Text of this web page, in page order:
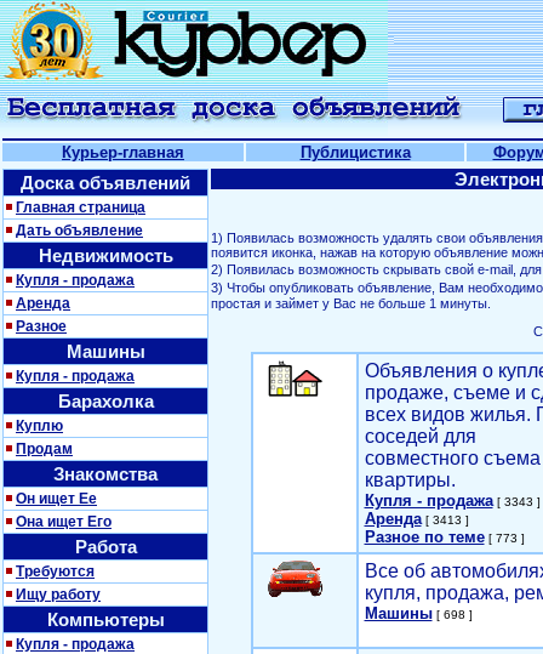
Курьер-главная Публицистика
Доска объявлений
Главная страница
Дать объявление
Недвижимость
Купля - продажа
Аренда
Разное
Машины
Купля - продажа
Барахолка
Куплю
Продам
Знакомства
Он ищет Ее
Она ищет Его
Работа
Требуются
Ищу работу
Компьютеры
Купля - продажа
1) Появилась возможность удалять свои
появится иконка, нажав на которую объявление
2) Появилась возможность скрывать свой е-mail,
3) Чтобы опубликовать объявление, Вам
простая и займет у Вас не больше 1 минуты.
Объявления о
продаже, съеме и
всех видов жилья.
соседей для
совместного съема
квартиры.
Купля - продажа[ 3343 ]
Аренда[ 3413 ]
Разное по теме[ 773 ]
Все об
купля, продажа,
Машины[ 698 ]